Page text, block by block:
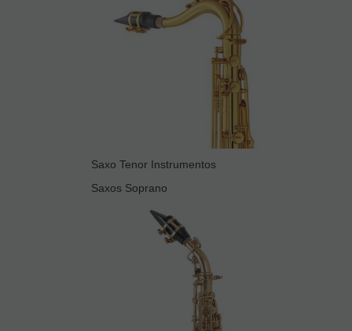
Saxo Tenor Instrumentos
Saxos Soprano